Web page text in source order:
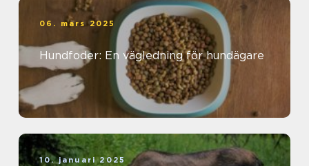
06. mars 2025
Hundfoder: En vägledning för hundägare
10. januari 2025